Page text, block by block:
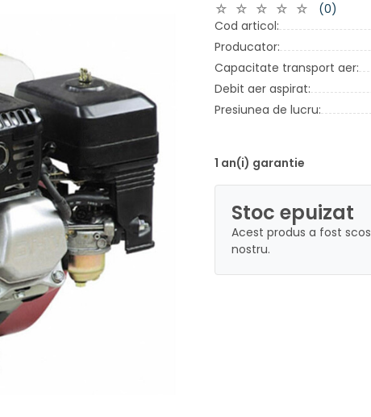
(0)
Cod articol:
Producator:
Capacitate transport aer:
Debit aer aspirat:
Presiunea de lucru:
1 an(i) garantie
Stoc epuizat
Acest produs a fost
nostru.